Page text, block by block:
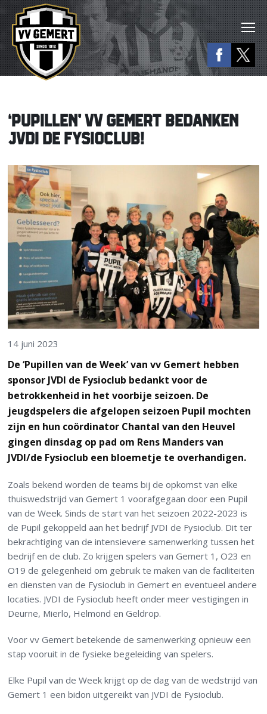
‘PUPILLEN’ VV GEMERT BEDANKEN
JVDI DE FYSIOCLUB!
14 juni 2023
De ‘Pupillen van de Week’ van vv Gemert hebben
sponsor JVDI de Fysioclub bedankt voor de
betrokkenheid in het voorbije seizoen. De
jeugdspelers die afgelopen seizoen Pupil mochten
zijn en hun coördinator Chantal van den Heuvel
gingen dinsdag op pad om Rens Manders van
JVDI/de Fysioclub een bloemetje te overhandigen.
Zoals bekend worden de teams bij de opkomst van elke
thuiswedstrijd van Gemert 1 voorafgegaan door een Pupil
van de Week. Sinds de start van het seizoen 2022-2023 is
de Pupil gekoppeld aan het bedrijf JVDI de Fysioclub. Dit ter
bekrachtiging van de intensievere samenwerking tussen het
bedrijf en de club. Zo krijgen spelers van Gemert 1, O23 en
O19 de gelegenheid om gebruik te maken van de faciliteiten
en diensten van de Fysioclub in Gemert en eventueel andere
locaties. JVDI de Fysioclub heeft onder meer vestigingen in
Deurne, Mierlo, Helmond en Geldrop.
Voor vv Gemert betekende de samenwerking opnieuw een
stap vooruit in de fysieke begeleiding van spelers.
Elke Pupil van de Week krijgt op de dag van de wedstrijd van
Gemert 1 een bidon uitgereikt van JVDI de Fysioclub.